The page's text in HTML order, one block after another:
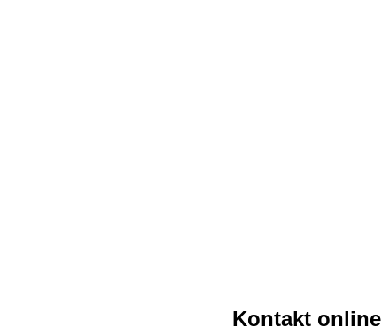
Kontakt online